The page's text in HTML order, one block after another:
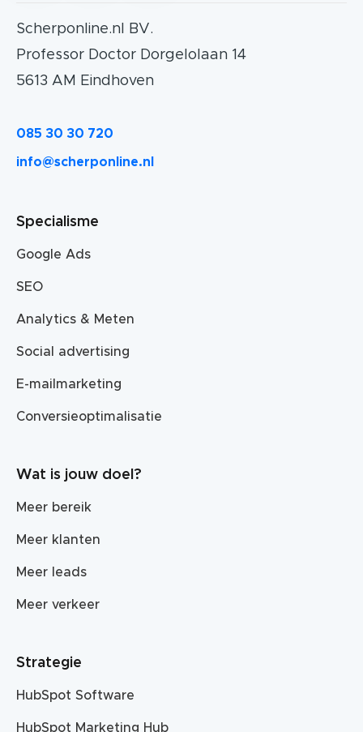
Scherponline.nl BV.
Professor Doctor Dorgelolaan 14
5613 AM Eindhoven
085 30 30 720
info@scherponline.nl
Specialisme
Google Ads
SEO
Analytics & Meten
Social advertising
E-mailmarketing
Conversieoptimalisatie
Wat is jouw doel?
Meer bereik
Meer klanten
Meer leads
Meer verkeer
Strategie
HubSpot Software
HubSpot Marketing Hub